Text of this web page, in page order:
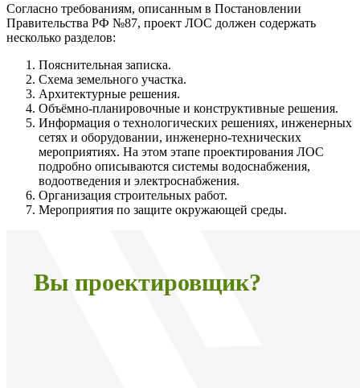
Согласно требованиям, описанным в Постановлении
Правительства РФ №87, проект ЛОС должен содержать
несколько разделов:
Пояснительная записка.
Схема земельного участка.
Архитектурные решения.
Объёмно-планировочные и конструктивные решения.
Информация о технологических решениях, инженерных
сетях и оборудовании, инженерно-технических
мероприятиях. На этом этапе проектирования ЛОС
подробно описываются системы водоснабжения,
водоотведения и электроснабжения.
Организация строительных работ.
Мероприятия по защите окружающей среды.
Вы проектировщик?